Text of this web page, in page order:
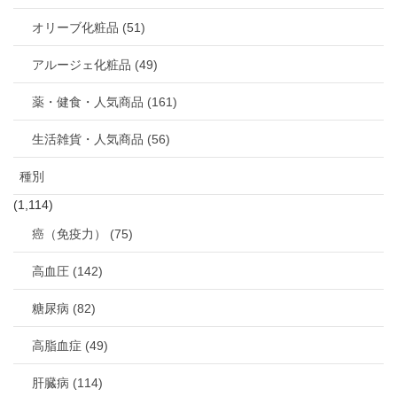
オリーブ化粧品 (51)
アルージェ化粧品 (49)
薬・健食・人気商品 (161)
生活雑貨・人気商品 (56)
種別
(1,114)
癌（免疫力） (75)
高血圧 (142)
糖尿病 (82)
高脂血症 (49)
肝臓病 (114)